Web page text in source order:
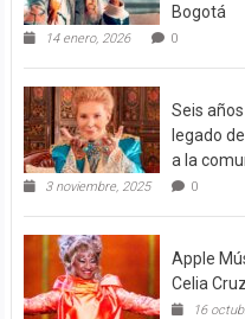
Bogotá
14 enero, 2026 0
Seis
legado
a la
3 noviembre, 2025 0
Apple
Celia Cruz
16